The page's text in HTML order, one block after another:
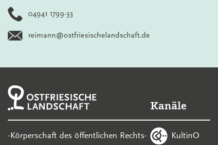
04941 1799-33
reimann@ostfriesischelandschaft.de
-Körperschaft des öffentlichen Rechts-
Kanäle
KultinO